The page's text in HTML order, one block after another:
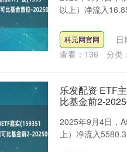
以上）净流入
科元网官网
查看： 136 分类：
乐发配资 ETF
比基金前2-
2025年9月4日，
上）净流入